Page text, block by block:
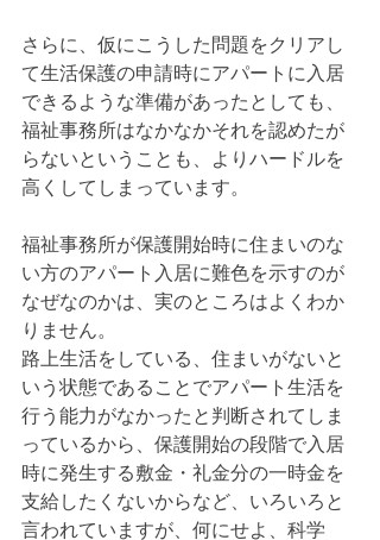
さらに、仮にこうした問題をクリアし
て生活保護の申請時にアパートに入居
できるような準備があったとしても、
福祉事務所はなかなかそれを認めたが
らないということも、よりハードルを
高くしてしまっています。
福祉事務所が保護開始時に住まいのな
い方のアパート入居に難色を示すのが
なぜなのかは、実のところはよくわか
りません。
路上生活をしている、住まいがないと
いう状態であることでアパート生活を
行う能力がなかったと判断されてしま
っているから、保護開始の段階で入居
時に発生する敷金・礼金分の一時金を
支給したくないからなど、いろいろと
言われていますが、何にせよ、科学